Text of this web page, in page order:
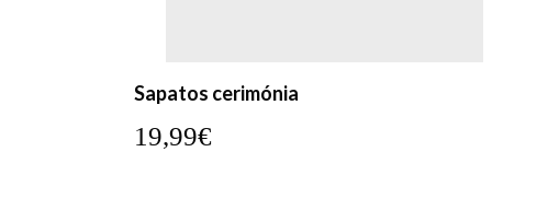
Casaco cerimónia
27,99€